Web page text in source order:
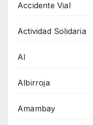
Accidente Vial
Actividad Solidaria
AI
Albirroja
Amambay